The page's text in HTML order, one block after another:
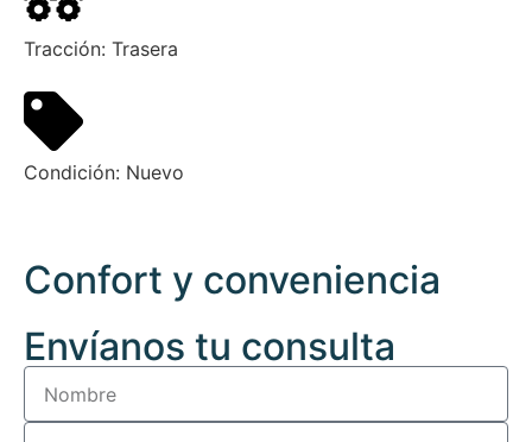
Tracción: Trasera
Condición: Nuevo
Confort y conveniencia
Envíanos tu consulta